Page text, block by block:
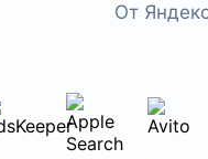
От